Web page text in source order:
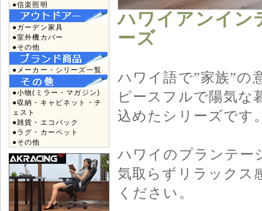
●信楽照明
●ガーデン家具
●室外機カバー
●その他
●メーカー・シリーズ一覧
●小物(ミラー・マガジン)
●収納・キャビネット・チ
ェスト
●雑貨・エコバック
●ラグ・カーペット
●その他
ハワイアンイン
ーズ
ハワイ語で”家族”の
ピースフルで陽気な
込めたシリーズです
ハワイのプランテー
気取らずリラックス
ください。